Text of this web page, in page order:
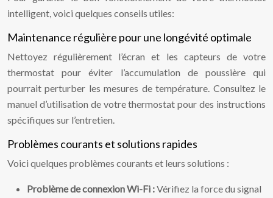
intelligent, voici quelques conseils utiles:
Maintenance régulière pour une longévité optimale
Nettoyez régulièrement l’écran et les capteurs de votre
thermostat pour éviter l’accumulation de poussière qui
pourrait perturber les mesures de température. Consultez le
manuel d’utilisation de votre thermostat pour des instructions
spécifiques sur l’entretien.
Problèmes courants et solutions rapides
Voici quelques problèmes courants et leurs solutions :
Problème de connexion Wi-Fi :Vérifiez la force du signal